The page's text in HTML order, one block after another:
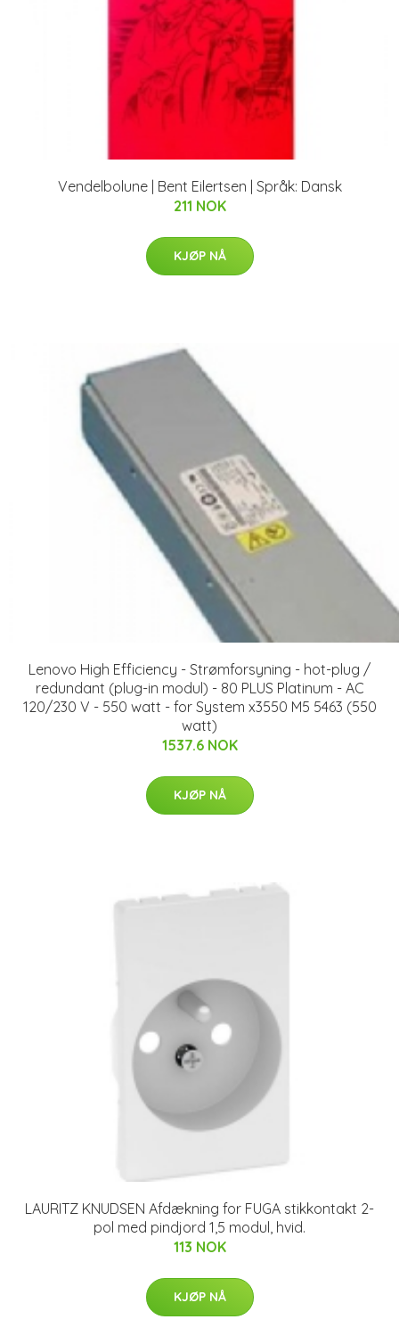
Vendelbolune | Bent Eilertsen | Språk: Dansk
211 NOK
KJØP NÅ
Lenovo High Efficiency - Strømforsyning - hot-plug /
redundant (plug-in modul) - 80 PLUS Platinum - AC
120/230 V - 550 watt - for System x3550 M5 5463 (550
watt)
1537.6 NOK
KJØP NÅ
LAURITZ KNUDSEN Afdækning for FUGA stikkontakt 2-
pol med pindjord 1,5 modul, hvid.
113 NOK
KJØP NÅ